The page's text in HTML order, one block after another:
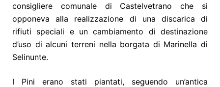
consigliere comunale di Castelvetrano che si
opponeva alla realizzazione di una discarica di
rifiuti speciali e un cambiamento di destinazione
d’uso di alcuni terreni nella borgata di Marinella di
Selinunte.
I Pini erano stati piantati, seguendo un’antica